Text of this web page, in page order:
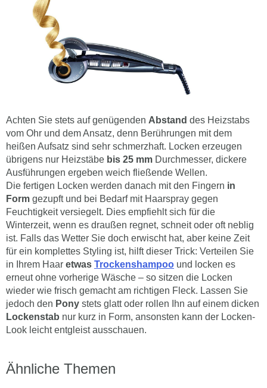
Achten Sie stets auf genügenden Abstand des Heizstabs
vom Ohr und dem Ansatz, denn Berührungen mit dem
heißen Aufsatz sind sehr schmerzhaft. Locken erzeugen
übrigens nur Heizstäbe bis 25 mm Durchmesser, dickere
Ausführungen ergeben weich fließende Wellen.
Die fertigen Locken werden danach mit den Fingern in
Form gezupft und bei Bedarf mit Haarspray gegen
Feuchtigkeit versiegelt. Dies empfiehlt sich für die
Winterzeit, wenn es draußen regnet, schneit oder oft neblig
ist. Falls das Wetter Sie doch erwischt hat, aber keine Zeit
für ein komplettes Styling ist, hilft dieser Trick: Verteilen Sie
in Ihrem Haar etwas Trockenshampoo und locken es
erneut ohne vorherige Wäsche – so sitzen die Locken
wieder wie frisch gemacht am richtigen Fleck. Lassen Sie
jedoch den Pony stets glatt oder rollen Ihn auf einem dicken
Lockenstab nur kurz in Form, ansonsten kann der Locken-
Look leicht entgleist ausschauen.
Ähnliche Themen